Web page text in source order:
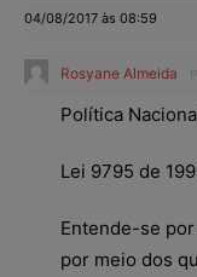
04/08/2017 às 08:59
Rosyane Almeida
Política
Lei 9795 de
Entende-se
por meio dos